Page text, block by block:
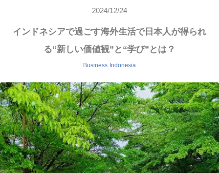
2024/12/24
インドネシアで過ごす海外生活で日本人が得られ
る“新しい価値観”と“学び”とは？
Business Indonesia